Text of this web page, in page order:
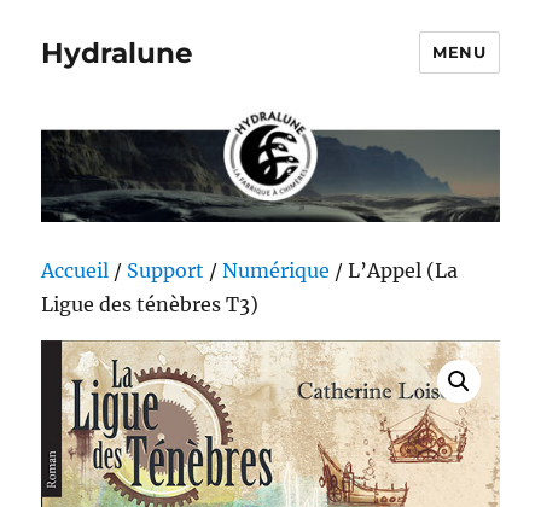
Hydralune MENU
Accueil / Support /Numérique / L’Appel (La
Ligue des ténèbres T3)